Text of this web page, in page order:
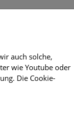
auch solche,
wie Youtube oder
Die Cookie-